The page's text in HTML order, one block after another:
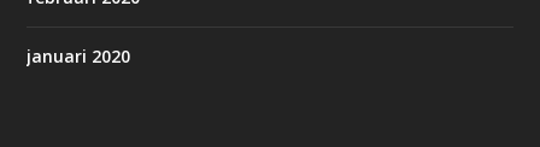
januari 2020